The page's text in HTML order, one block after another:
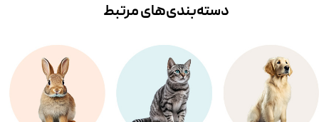
دسته‌بندی‌‌های مرتبط